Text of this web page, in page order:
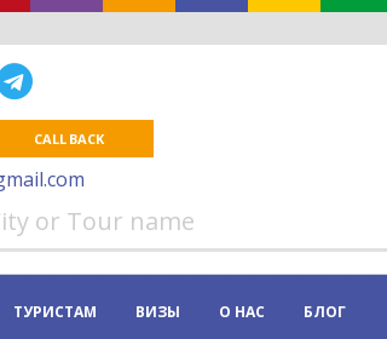
CALL BACK
ТУРИСТАМ ВИЗЫ О НАС БЛОГ